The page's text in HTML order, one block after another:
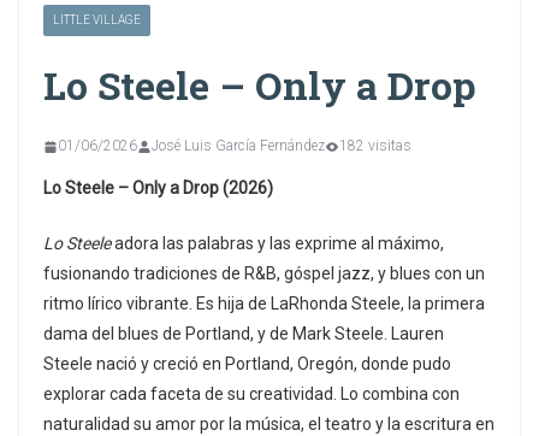
LITTLE VILLAGE
Lo Steele – Only a Drop
01/06/2026 José Luis García Fernández 182 visitas
Lo Steele – Only a Drop (2026)
Lo Steeleadora las palabras y las exprime al máximo,
fusionando tradiciones de R&B, góspel jazz, y blues con un
ritmo lírico vibrante. Es hija de LaRhonda Steele, la primera
dama del blues de Portland, y de Mark Steele. Lauren
Steele nació y creció en Portland, Oregón, donde pudo
explorar cada faceta de su creatividad. Lo combina con
naturalidad su amor por la música, el teatro y la escritura en